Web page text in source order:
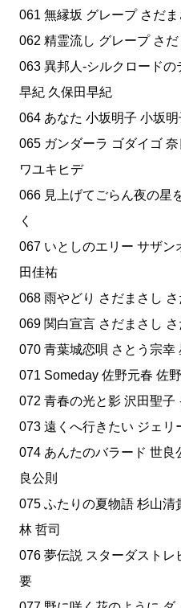
061 無縁坂 グレープ さだ
062 精霊流し グレープ さ
063 異邦人-シルクロードの
早紀 久保田早紀
064 あなた 小坂明子 小坂
065 ガンダーラ ゴダイゴ
ワユキヒデ
066 見上げてごらん夜の星
く
067 いとしのエリー サザン
田佳祐
068 雨やどり さだまさし
069 関白宣言 さだまさし
070 青葉城恋唄 さとう宗幸
071 Someday 佐野元春 佐
072 青春の光と影 沢田聖子
073 遠くへ行きたい ジェリ
074 あんたのバラード 世
良公則
075 ふたりの夏物語 杉山
林 哲司
076 夢伝説 スターダスト
要